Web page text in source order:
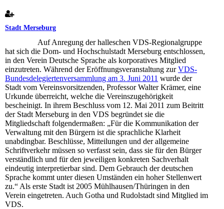
Stadt Merseburg
Auf Anregung der halleschen VDS-Regionalgruppe
hat sich die Dom- und Hochschulstadt Merseburg entschlossen,
in den Verein Deutsche Sprache als korporatives Mitglied
einzutreten. Während der Eröffnungsveranstaltung zurVDS-
Bundesdelegiertenversammlung am 3. Juni 2011 wurde der
Stadt vom Vereinsvorsitzenden, Professor Walter Krämer, eine
Urkunde überreicht, welche die Vereinszugehörigkeit
bescheinigt. In ihrem Beschluss vom 12. Mai 2011 zum Beitritt
der Stadt Merseburg in den VDS begründet sie die
Mitgliedschaft folgendermaßen: „Für die Kommunikation der
Verwaltung mit den Bürgern ist die sprachliche Klarheit
unabdingbar. Beschlüsse, Mitteilungen und der allgemeine
Schriftverkehr müssen so verfasst sein, dass sie für den Bürger
verständlich und für den jeweiligen konkreten Sachverhalt
eindeutig interpretierbar sind. Dem Gebrauch der deutschen
Sprache kommt unter diesen Umständen ein hoher Stellenwert
zu.“ Als erste Stadt ist 2005 Mühlhausen/Thüringen in den
Verein eingetreten. Auch Gotha und Rudolstadt sind Mitglied im
VDS.